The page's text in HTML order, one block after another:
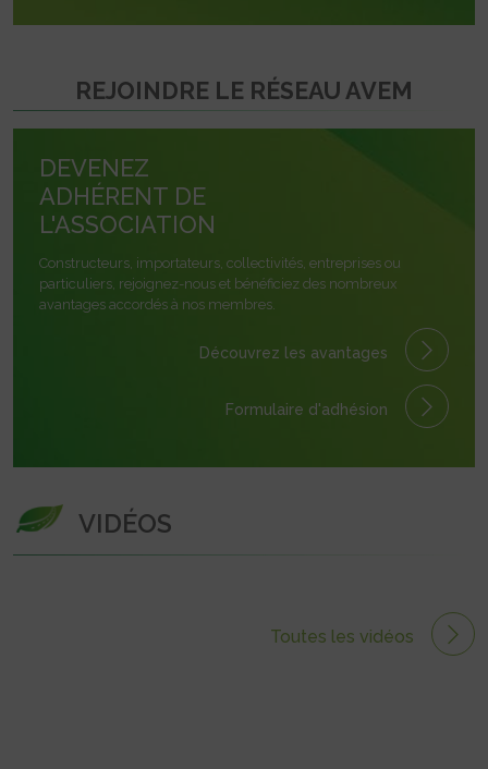
REJOINDRE LE RÉSEAU AVEM
DEVENEZ
ADHÉRENT DE
L'ASSOCIATION
Constructeurs, importateurs, collectivités, entreprises ou
particuliers, rejoignez-nous et bénéficiez des nombreux
avantages accordés à nos membres.
Découvrez les avantages
Formulaire d'adhésion
VIDÉOS
Toutes les vidéos